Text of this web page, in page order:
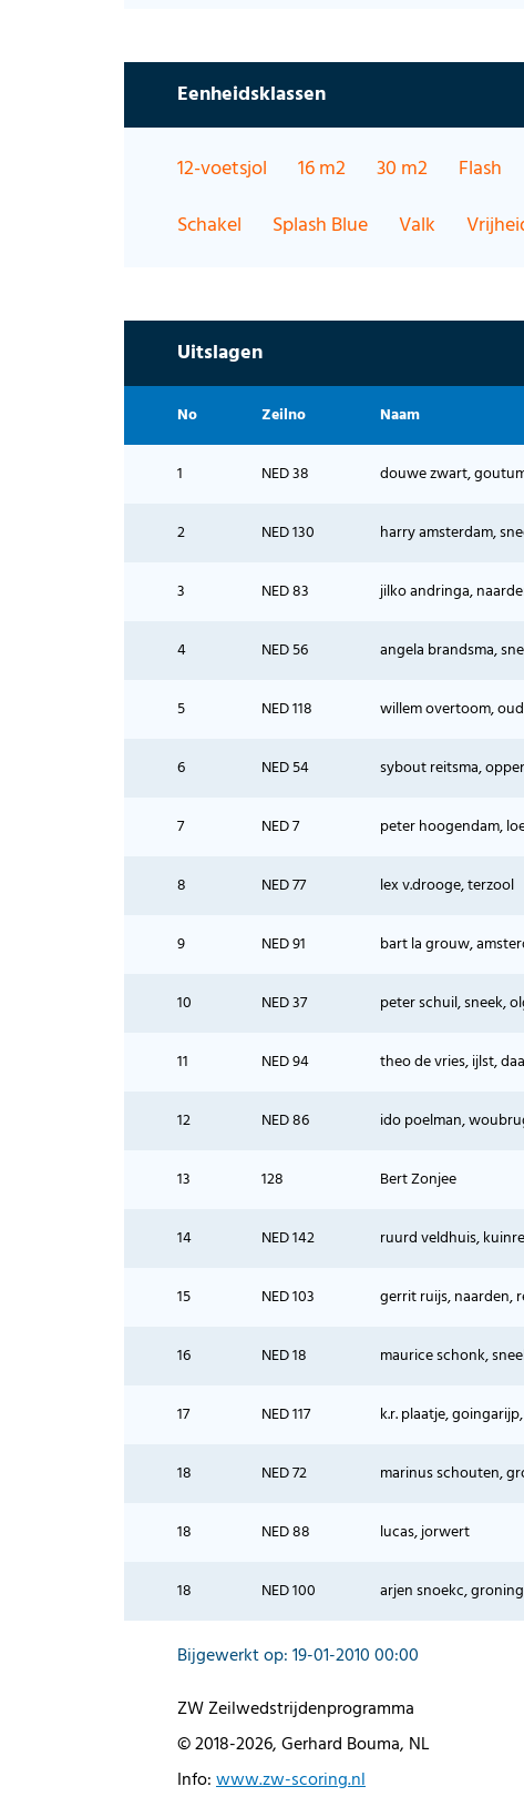
Eenheidsklassen
12-voetsjol 16 m2 30 m2 Flash
Schakel
Splash Blue Valk
Uitslagen
No Zeilno Naam
1 NED 38 douwe zwart,
2 NED 130 harry amsterdam,
3 NED 83 jilko andringa,
4 NED 56 angela brandsma,
5 NED 118 willem overtoom,
6 NED 54 sybout reitsma,
7 NED 7 peter hoogendam,
8 NED 77 lex v.drooge, terzool
9 NED 91 bart la grouw,
10 NED 37 peter schuil, sneek,
11 NED 94 theo de vries, ijlst,
12 NED 86 ido poelman,
13 128 Bert Zonjee
14 NED 142 ruurd veldhuis,
15 NED 103 gerrit ruijs, naarden,
16 NED 18 maurice schonk,
17 NED 117 k.r. plaatje,
18 NED 72 marinus schouten,
18 NED 88 lucas, jorwert
18 NED 100 arjen snoekc,
Bijgewerkt op: 19-01-2010 00:00
ZW Zeilwedstrijdenprogramma
© 2018-2026, Gerhard Bouma, NL
Info:www.zw-scoring.nl